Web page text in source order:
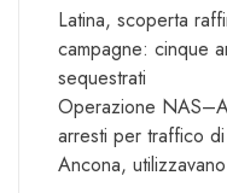
Latina, scoperta
campagne: cinque
sequestrati
Operazione
arresti per traffico
Ancona,